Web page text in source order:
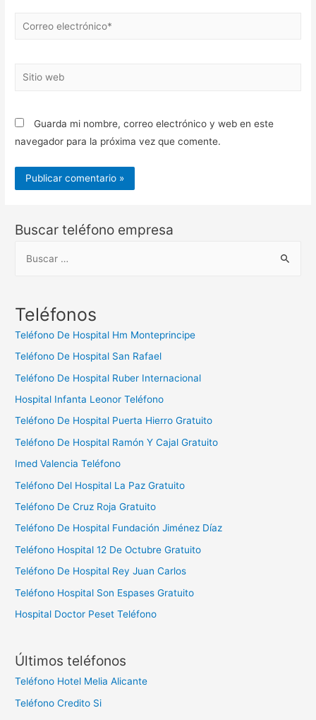
Correo
Sitio
Guarda mi nombre, correo electrónico y web en este
navegador para la próxima vez que comente.
Buscar teléfono empresa
c
:
Teléfonos
Teléfono De Hospital Hm Monteprincipe
Teléfono De Hospital San Rafael
Teléfono De Hospital Ruber Internacional
Hospital Infanta Leonor Teléfono
Teléfono De Hospital Puerta Hierro Gratuito
Teléfono De Hospital Ramón Y Cajal Gratuito
Imed Valencia Teléfono
Teléfono Del Hospital La Paz Gratuito
Teléfono De Cruz Roja Gratuito
Teléfono De Hospital Fundación Jiménez Díaz
Teléfono Hospital 12 De Octubre Gratuito
Teléfono De Hospital Rey Juan Carlos
Teléfono Hospital Son Espases Gratuito
Hospital Doctor Peset Teléfono
Últimos teléfonos
Teléfono Hotel Melia Alicante
Teléfono Credito Si